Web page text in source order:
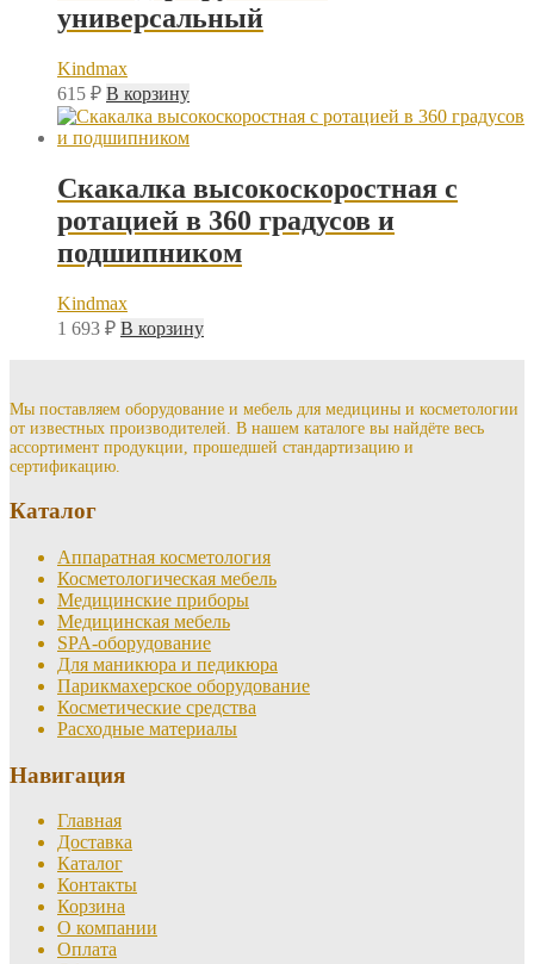
универсальный
Kindmax
615 ₽ В корзину
Скакалка высокоскоростная с
ротацией в 360 градусов и
подшипником
Kindmax
1 693 ₽ В корзину
Мы поставляем оборудование и мебель для медицины и косметологии
от известных производителей. В нашем каталоге вы найдёте весь
ассортимент продукции, прошедшей стандартизацию и
сертификацию.
Каталог
Аппаратная косметология
Косметологическая мебель
Медицинские приборы
Медицинская мебель
SPA-оборудование
Для маникюра и педикюра
Парикмахерское оборудование
Косметические средства
Расходные материалы
Навигация
Главная
Доставка
Каталог
Контакты
Корзина
О компании
Оплата